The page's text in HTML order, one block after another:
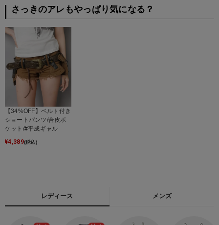
さっきのアレもやっぱり気になる？
【34%OFF】ベルト付き
ショートパンツ/合皮ポ
ケット/#平成ギャル
¥4,389(税込)
レディース メンズ